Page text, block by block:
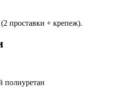
проставки + крепеж).
полиуретан